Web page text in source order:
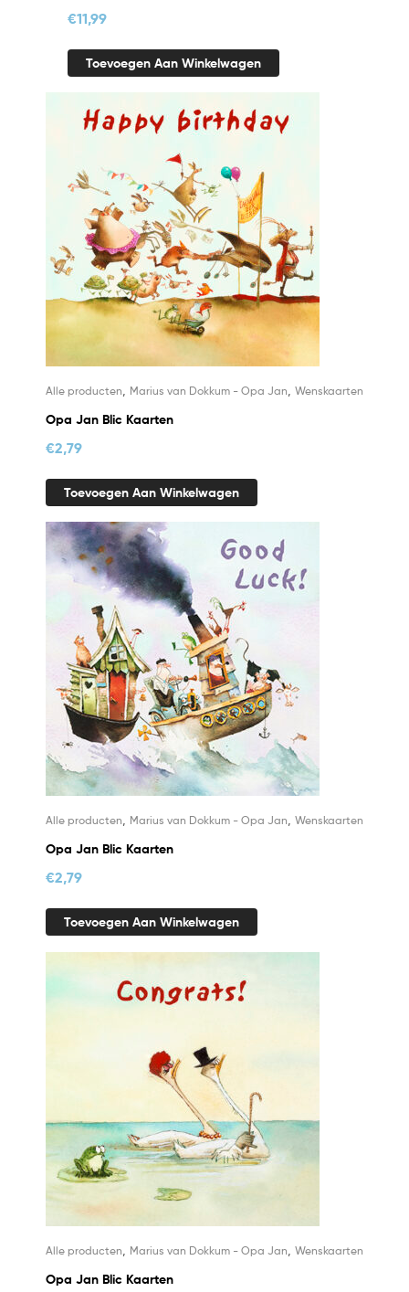
€11,99
Toevoegen Aan Winkelwagen
Alle producten Marius van Dokkum - Opa Jan Wenskaarten
Opa Jan Blic Kaarten
€2,79
Toevoegen Aan Winkelwagen
Alle producten, Marius van Dokkum - Opa Jan, Wenskaarten
Opa Jan Blic Kaarten
€2,79
Toevoegen Aan Winkelwagen
Alle producten Marius van Dokkum - Opa Jan Wenskaarten
Opa Jan Blic Kaarten